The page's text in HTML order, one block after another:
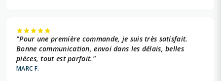
"Pour une première commande, je suis très satisfait.
Bonne communication, envoi dans les délais, belles
pièces, tout est parfait."
MARC F.